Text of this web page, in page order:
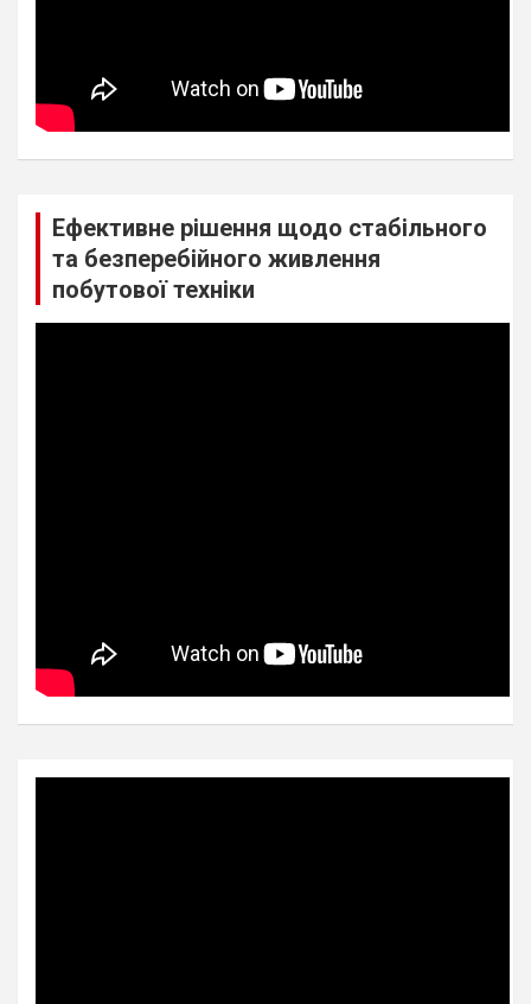
Ефективне рішення щодо стабільного
та безперебійного живлення
побутової техніки